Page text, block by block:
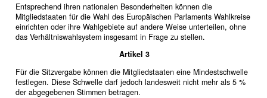
Entsprechend ihren nationalen Besonderheiten können die
Mitgliedstaaten für die Wahl des Europäischen Parlaments Wahlkreise
einrichten oder ihre Wahlgebiete auf andere Weise unterteilen, ohne
das Verhältniswahlsystem insgesamt in Frage zu stellen.
Artikel 3
Für die Sitzvergabe können die Mitgliedstaaten eine Mindestschwelle
festlegen. Diese Schwelle darf jedoch landesweit nicht mehr als 5 %
der abgegebenen Stimmen betragen.